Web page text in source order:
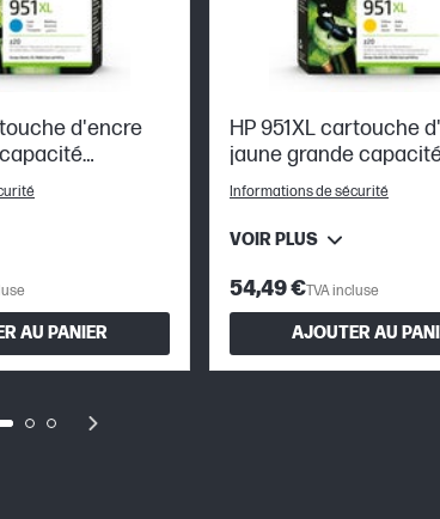
d'encre
AU PANIER
HP 951XL cartouche
jaune grande
authentique
Informations de sécurité
VOIR PLUS
54,49 €TVA incluse
AJOUTER AU